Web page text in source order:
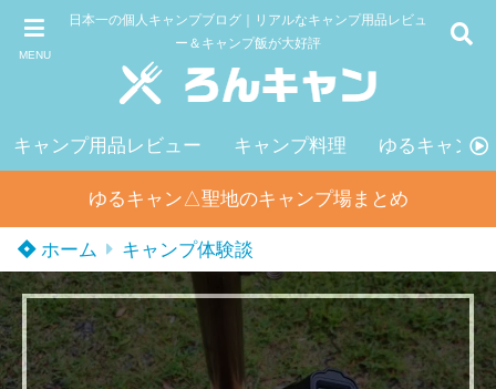
MENU
日本一の個人キャンプブログ｜リアルなキャンプ用品レビュ
ー＆キャンプ飯が大好評
キャンプ用品レビュー キャンプ料理 ゆるキャン△
ゆるキャン△聖地のキャンプ場まとめ
ホーム キャンプ体験談